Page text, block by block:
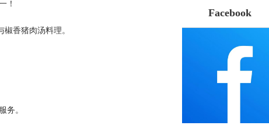
！
香猪肉汤料理。
务。
Facebook